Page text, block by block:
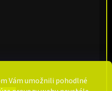
Vám umožnili pohodlné